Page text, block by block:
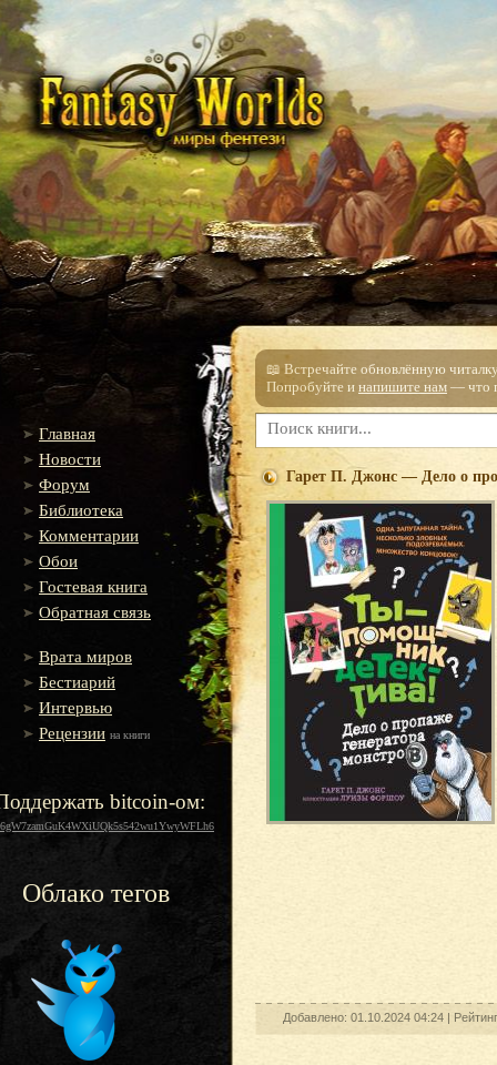
Главная
Новости
Форум
Библиотека
Комментарии
Обои
Гостевая книга
Обратная связь
Врата миров
Бестиарий
Интервью
Рецензии на книги
bitcoin-ом:
Облако тегов
📖 Встречайте обновлённую
Попробуйте и напишите нам — что
Гарет П. Джонс — Дело о
Добавлено: 01.10.2024 04:24 |